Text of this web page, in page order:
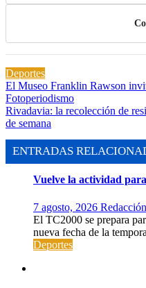
Deportes
Navegación
de
entradas
El Museo Franklin Rawson
Fotoperiodismo
Rivadavia: la recolección de
de semana
ENTRADAS
Vuelve la actividad
7 agosto, 2026
El TC2000 se prepara
nueva fecha de la
Deportes